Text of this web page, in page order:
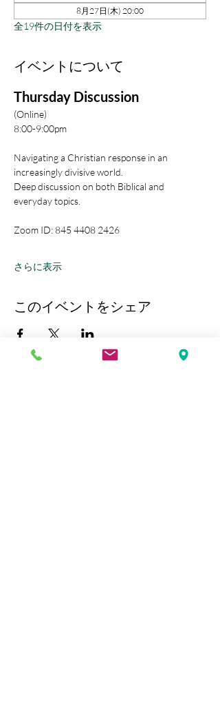
8月27日(木) 20:00
全19件の日付を表示
イベントについて
Thursday Discussion
(Online)
8:00-9:00pm
Navigating a Christian response in an
increasingly divisive world.
Deep discussion on both Biblical and
everyday topics.
Zoom ID: 845 4408 2426
さらに表示
このイベントをシェア